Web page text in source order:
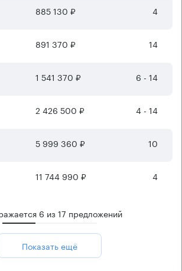
885 130 ₽ 4
891 370 ₽ 14
1 541 370 ₽ 6 - 14
2 426 500 ₽ 4 - 14
5 999 360 ₽ 10
11 744 990 ₽ 4
6 из17 предложений
Показать ещё